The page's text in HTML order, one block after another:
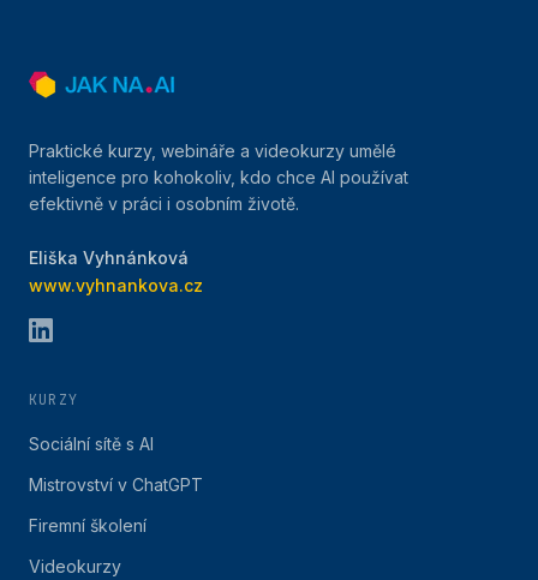
Praktické kurzy, webináře a videokurzy umělé
inteligence pro kohokoliv, kdo chce AI používat
efektivně v práci i osobním životě.
Eliška Vyhnánková
www.vyhnankova.cz
KURZY
Sociální sítě s AI
Mistrovství v ChatGPT
Firemní školení
Videokurzy